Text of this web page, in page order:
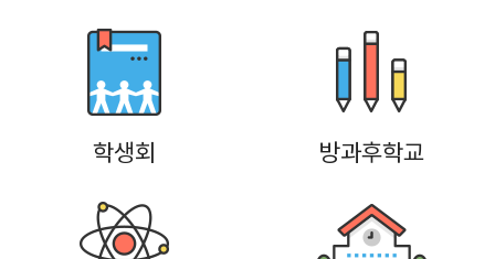
학생회 방과후학교